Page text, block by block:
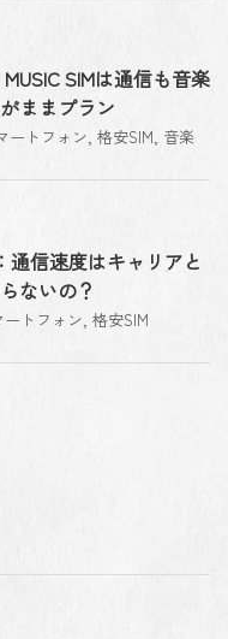
SIMは通信も音楽
ままプラン
ートフォン, 格安SIM, 音楽
通信速度はキャリアと
ないの？
ートフォン, 格安SIM